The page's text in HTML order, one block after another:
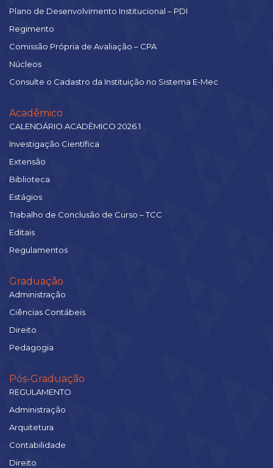
Plano de Desenvolvimento Institucional – PDI
Regimento
Comissão Própria de Avaliação – CPA
Núcleos
Consulte o Cadastro da Instituição no Sistema E-Mec
Acadêmico
CALENDÁRIO ACADÊMICO 2026.1
Investigação Científica
Extensão
Biblioteca
Estágios
Trabalho de Conclusão de Curso – TCC
Editais
Regulamentos
Graduação
Administração
Ciências Contábeis
Direito
Pedagogia
Pós-Graduação
REGULAMENTO
Administração
Arquitetura
Contabilidade
Direito